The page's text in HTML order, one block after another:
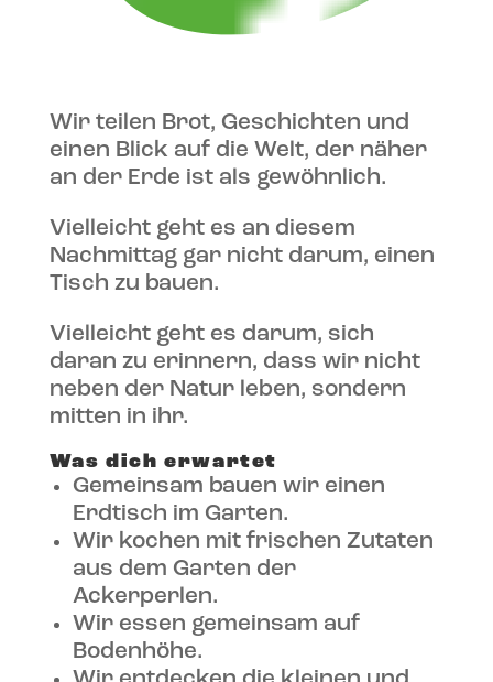
Wir teilen Brot, Geschichten und
einen Blick auf die Welt, der näher
an der Erde ist als gewöhnlich.
Vielleicht geht es an diesem
Nachmittag gar nicht darum, einen
Tisch zu bauen.
Vielleicht geht es darum, sich
daran zu erinnern, dass wir nicht
neben der Natur leben, sondern
mitten in ihr.
Was dich erwartet
Gemeinsam bauen wir einen
Erdtisch im Garten.
Wir kochen mit frischen Zutaten
aus dem Garten der
Ackerperlen.
Wir essen gemeinsam auf
Bodenhöhe.